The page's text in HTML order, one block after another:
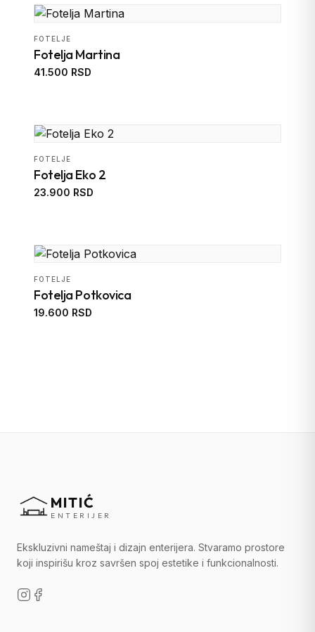
FOTELJE
Fotelja Martina
41.500 RSD
FOTELJE
Fotelja Eko 2
23.900 RSD
FOTELJE
Fotelja Potkovica
19.600 RSD
MITIĆ
ENTERIJER
Ekskluzivni nameštaj i dizajn enterijera. Stvaramo prostore
koji inspirišu kroz savršen spoj estetike i funkcionalnosti.